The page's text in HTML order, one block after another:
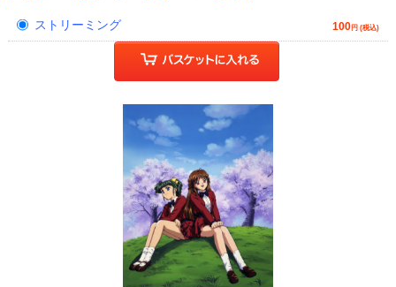
ストリーミング 100円 (税込)